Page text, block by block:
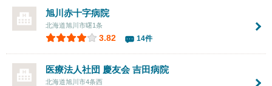
旭川赤十字病院
北海道旭川市曙1条
3.82 14件
医療法人社団 慶友会 吉田病院
北海道旭川市4条西